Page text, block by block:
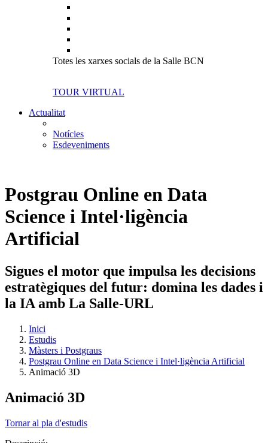
Totes les xarxes socials de la Salle BCN
TOUR VIRTUAL
Actualitat
Notícies
Esdeveniments
Postgrau Online en Data
Science i Intel·ligència
Artificial
Sigues el motor que impulsa les decisions
estratègiques del futur: domina les dades i
la IA amb La Salle-URL
Inici
Estudis
Màsters i Postgraus
Postgrau Online en Data Science i Intel·ligència Artificial
Animació 3D
Animació 3D
Tornar al pla d'estudis